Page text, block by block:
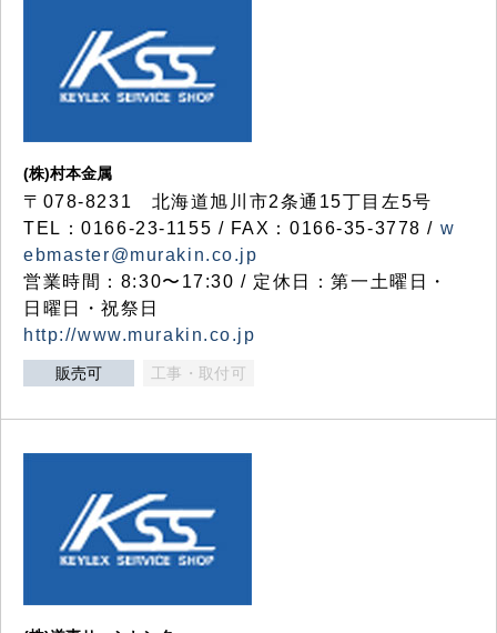
(株)村本金属
〒078-8231 北海道旭川市2条通15丁目左5号
TEL：0166-23-1155 / FAX：0166-35-3778 / w
ebmaster@murakin.co.jp
営業時間：8:30〜17:30 / 定休日：第一土曜日・
日曜日・祝祭日
http://www.murakin.co.jp
販売可 工事・取付可